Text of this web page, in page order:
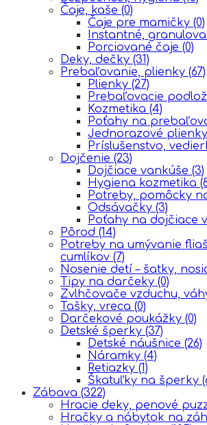
Čaje, kaše (0)
Čaje pre mamičky (0)
Instantné,
Porciované čaje (0)
Deky, dečky (31)
Prebaľovanie, plienky (67)
Plienky (27)
Prebaľovacie
Kozmetika (4)
Poťahy na
Jednorazové plienky
Príslušenstvo,
Dojčenie (23)
Dojčiace vankúše (3)
Hygiena kozmetika
Potreby, pomôcky
Odsávačky (3)
Poťahy na dojčiace
Pôrod (14)
Potreby na umývanie
cumlíkov (7)
Nosenie detí – šatky,
Tipy na darčeky (0)
Zvlhčovače vzduchu,
Tašky, vreca (0)
Darčekové poukážky (0)
Detské šperky (37)
Detské náušnice (26)
Náramky (4)
Retiazky (1)
Škatuľky na šperky
Zábava (322)
Hracie deky, penové
Hračky a nábytok na